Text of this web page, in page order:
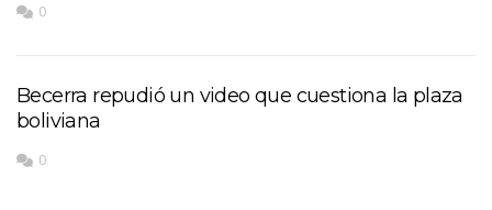
0
Becerra repudió un video que cuestiona la plaza
boliviana
0